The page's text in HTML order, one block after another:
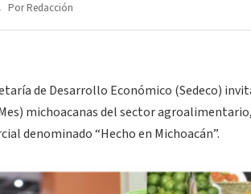
Por Redacción
de Desarrollo Económico (Sedeco)
michoacanas del sector
denominado “Hecho en Michoacán”.